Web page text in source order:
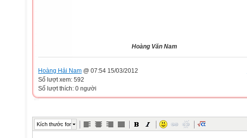
Hoàng Văn Nam
Hoàng Hải Nam @ 07:54 15/03/2012
Số lượt xem: 592
Số lượt thích: 0 người
Kích thước font